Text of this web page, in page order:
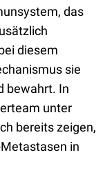
das
diesem
sie
bewahrt. In
unter
bereits zeigen,
in